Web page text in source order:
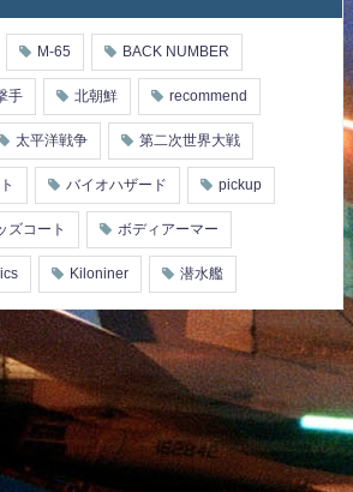
M-65 BACK NUMBER
手 北朝鮮 recommend
太平洋戦争 第二次世界大戦
バイオハザード pickup
ズコート ボディアーマー
Kiloniner 潜水艦